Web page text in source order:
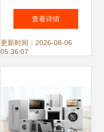
展厅盛大启幕 万元
家电大抽奖，9月
查看详情
更新时间：2026-08-06
05:36:07